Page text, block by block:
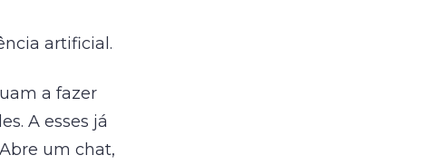
artificial.
a fazer
A esses já
um chat,